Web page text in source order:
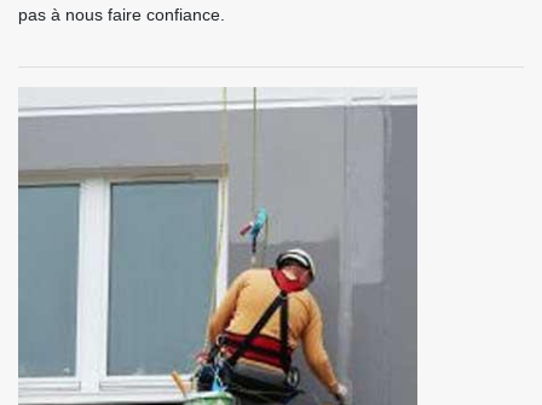
pas à nous faire confiance.